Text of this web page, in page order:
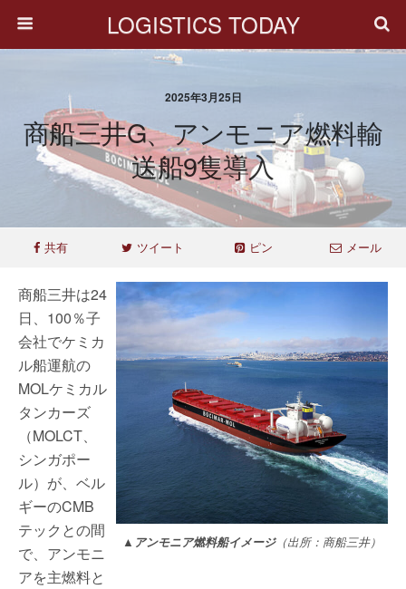
LOGISTICS TODAY
2025年3月25日
商船三井G、アンモニア燃料輸
送船9隻導入
共有 ツイート ピン メール
▲アンモニア燃料船イメージ（出所：商船三井）
商船三井は24
日、100％子
会社でケミカ
ル船運航の
MOLケミカル
タンカーズ
（MOLCT、
シンガポー
ル）が、ベル
ギーのCMB
テックとの間
で、アンモニ
アを主燃料と